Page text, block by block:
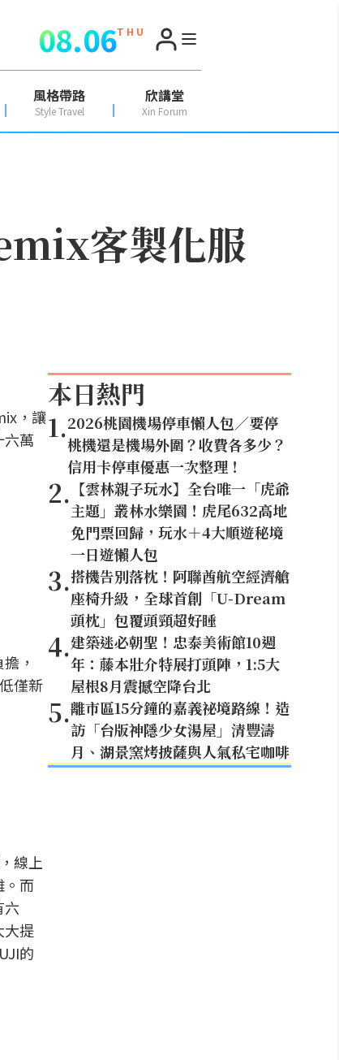
08.06T H U
風格帶路
Style Travel
欣講堂
Xin Forum
客製化服
，讓
六萬
，
僅新
線上
。而
六
大提
的
本日熱門
1.2026桃園機場停車懶人包／要停
桃機還是機場外圍？收費各多少？
信用卡停車優惠一次整理！
2. 【雲林親子玩水】全台唯一「虎爺
主題」叢林水樂園！虎尾632高地
免門票回歸，玩水＋4大順遊秘境
一日遊懶人包
3.搭機告別落枕！阿聯酋航空經濟艙
座椅升級，全球首創「U-Dream
頭枕」包覆頭頸超好睡
4.建築迷必朝聖！忠泰美術館10週
年：藤本壯介特展打頭陣，1:5大
屋根8月震撼空降台北
5.離市區15分鐘的嘉義祕境路線！造
訪「台版神隱少女湯屋」清豐濤
月、湖景窯烤披薩與人氣私宅咖啡